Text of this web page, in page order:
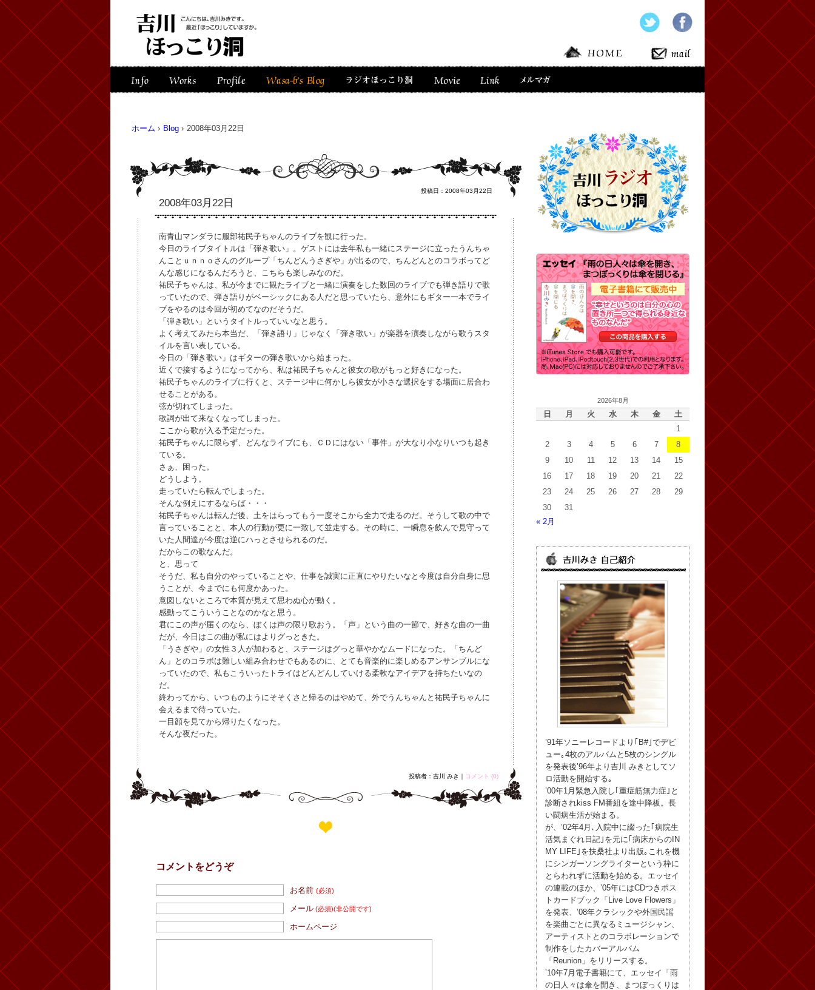
ホーム › Blog › 2008年03月22日
投稿日：2008年03月22日
2008年03月22日
南青山マンダラに服部祐民子ちゃんのライブを観に行った。
今日のライブタイトルは「弾き歌い」。ゲストには去年私も一緒にステージに立ったうんちゃ
んことｕｎｎｏさんのグループ「ちんどんうさぎや」が出るので、ちんどんとのコラボってど
んな感じになるんだろうと、こちらも楽しみなのだ。
祐民子ちゃんは、私が今までに観たライブと一緒に演奏をした数回のライブでも弾き語りで歌
っていたので、弾き語りがベーシックにある人だと思っていたら、意外にもギター一本でライ
ブをやるのは今回が初めてなのだそうだ。
「弾き歌い」というタイトルっていいなと思う。
よく考えてみたら本当だ、「弾き語り」じゃなく「弾き歌い」が楽器を演奏しながら歌うスタ
イルを言い表している。
今日の「弾き歌い」はギターの弾き歌いから始まった。
近くで接するようになってから、私は祐民子ちゃんと彼女の歌がもっと好きになった。
祐民子ちゃんのライブに行くと、ステージ中に何かしら彼女が小さな選択をする場面に居合わ
せることがある。
弦が切れてしまった。
歌詞が出て来なくなってしまった。
ここから歌が入る予定だった。
祐民子ちゃんに限らず、どんなライブにも、ＣＤにはない「事件」が大なり小なりいつも起き
ている。
さぁ、困った。
どうしよう。
走っていたら転んでしまった。
そんな例えにするならば・・・
祐民子ちゃんは転んだ後、土をはらってもう一度そこから全力で走るのだ。そうして歌の中で
言っていることと、本人の行動が更に一致して並走する。その時に、一瞬息を飲んで見守って
いた人間達が今度は逆にハっとさせられるのだ。
だからこの歌なんだ。
と、思って
そうだ、私も自分のやっていることや、仕事を誠実に正直にやりたいなと今度は自分自身に思
うことが、今までにも何度かあった。
意図しないところで本質が見えて思わぬ心が動く。
感動ってこういうことなのかなと思う。
君にこの声が届くのなら、ぼくは声の限り歌おう。「声」という曲の一節で、好きな曲の一曲
だが、今日はこの曲が私にはよりグっときた。
「うさぎや」の女性３人が加わると、ステージはグっと華やかなムードになった。「ちんど
ん」とのコラボは難しい組み合わせでもあるのに、とても音楽的に楽しめるアンサンブルにな
っていたので、私もこういったトライはどんどんしていける柔軟なアイデアを持ちたいなの
だ。
終わってから、いつものようにそそくさと帰るのはやめて、外でうんちゃんと祐民子ちゃんに
会えるまで待っていた。
一目顔を見てから帰りたくなった。
そんな夜だった。
投稿者：吉川 みき｜ コメント (0)
コメントをどうぞ
お名前(必須)
メール (必須)(非公開です)
ホームページ
2026年8月
日 月 火 水 木 金
土
1
2
3 4 5 6 7
8
9
10 11 12 13 14
15
16
17 18 19 20 21
22
23
24 25 26 27 28
29
30
31
« 2月
’91年ソニーレコードより｢B#｣でデビ
ュー｡4枚のアルバムと5枚のシングル
を発表後’96年より吉川 みきとしてソ
ロ活動を開始する｡
’00年1月緊急入院し｢重症筋無力症｣と
診断されkiss FM番組を途中降板。長
い闘病生活が始まる。
が、’02年4月､入院中に綴った｢病院生
活気まぐれ日記｣を元に｢病床からのIN
MY LIFE｣を扶桑社より出版｡これを機
にシンガーソングライターという枠に
とらわれずに活動を始める。エッセイ
の連載のほか、’05年にはCDつきポス
トカードブック「Live Love Flowers」
を発表、’08年クラシックや外国民謡
を楽曲ごとに異なるミュージシャン、
アーティストとのコラボレーションで
制作をしたカバーアルバム
「Reunion」をリリースする。
’10年7月電子書籍にて、エッセイ「雨
の日人々は傘を開き、まつぼっくりは